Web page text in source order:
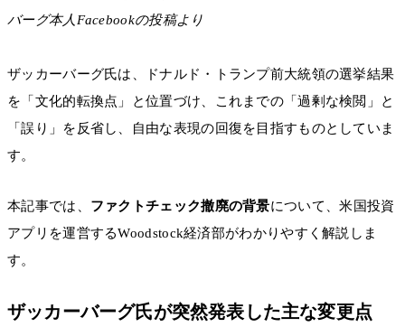
バーグ本人Facebookの投稿より
ザッカーバーグ氏は、ドナルド・トランプ前大統領の選挙結果
を「文化的転換点」と位置づけ、これまでの「過剰な検閲」と
「誤り」を反省し、自由な表現の回復を目指すものとしていま
す。
本記事では、 ファクトチェック撤廃の背景について、米国投資
アプリを運営するWoodstock経済部がわかりやすく解説しま
す。
ザッカーバーグ氏が突然発表した主な変更点